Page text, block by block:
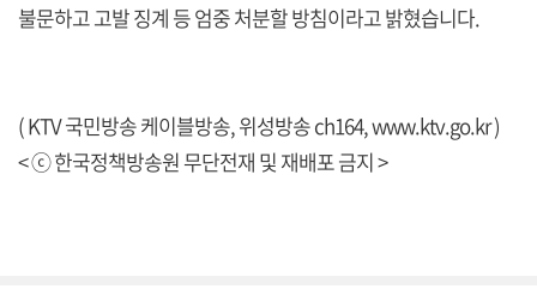
불문하고 고발 징계 등 엄중 처분할 방침이라고 밝혔습니다.
( KTV 국민방송 케이블방송, 위성방송 ch164,www.ktv.go.kr)
< ⓒ 한국정책방송원 무단전재 및 재배포 금지 >